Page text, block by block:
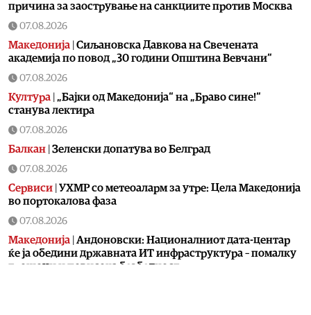
причина за заострување на санкциите против Москва
07.08.2026
Македонија Сиљановска Давкова на Свечената
академија по повод „30 години Општина Вевчани“
07.08.2026
Култура „Бајки од Македонија“ на „Браво сине!“
станува лектира
07.08.2026
Балкан Зеленски допатува во Белград
07.08.2026
Сервиси УХМР со метеоаларм за утре: Цела Македонија
во портокалова фаза
07.08.2026
Македонија Андоновски: Националниот дата-центар
ќе ја обедини државната ИТ инфраструктура – помалку
трошоци и повисока безбедност